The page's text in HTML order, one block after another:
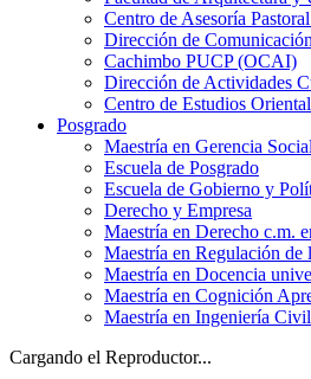
Centro de Asesoría
Dirección de
Cachimbo PUCP (OCAI)
Dirección de Actividades
Centro de Estudios
Posgrado
Maestría en Gerencia Social
Escuela de Posgrado
Escuela de Gobierno y
Derecho y Empresa
Maestría en Derecho c.m.
Maestría en Regulación de
Maestría en Docencia
Maestría en Cognición
Maestría en Ingeniería Civil
Cargando el Reproductor...